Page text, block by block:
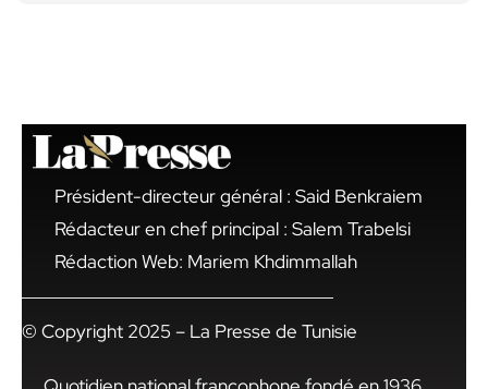
Président-directeur général : Said Benkraiem
Rédacteur en chef principal : Salem Trabelsi
Rédaction Web: Mariem Khdimmallah
© Copyright 2025 – La Presse de Tunisie